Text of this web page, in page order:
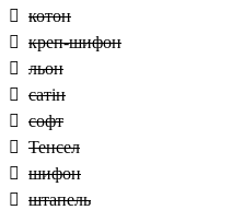
котон
креп-шифон
льон
сатін
софт
Тенсел
шифон
штапель